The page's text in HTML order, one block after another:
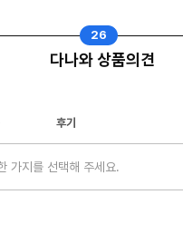
다나와 상품의견
26
후기